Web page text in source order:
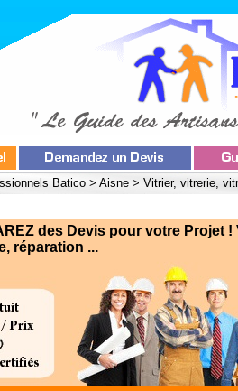
Batico > Aisne > Vitrier, vitrerie,
des Devis pour votre Projet !
réparation ...